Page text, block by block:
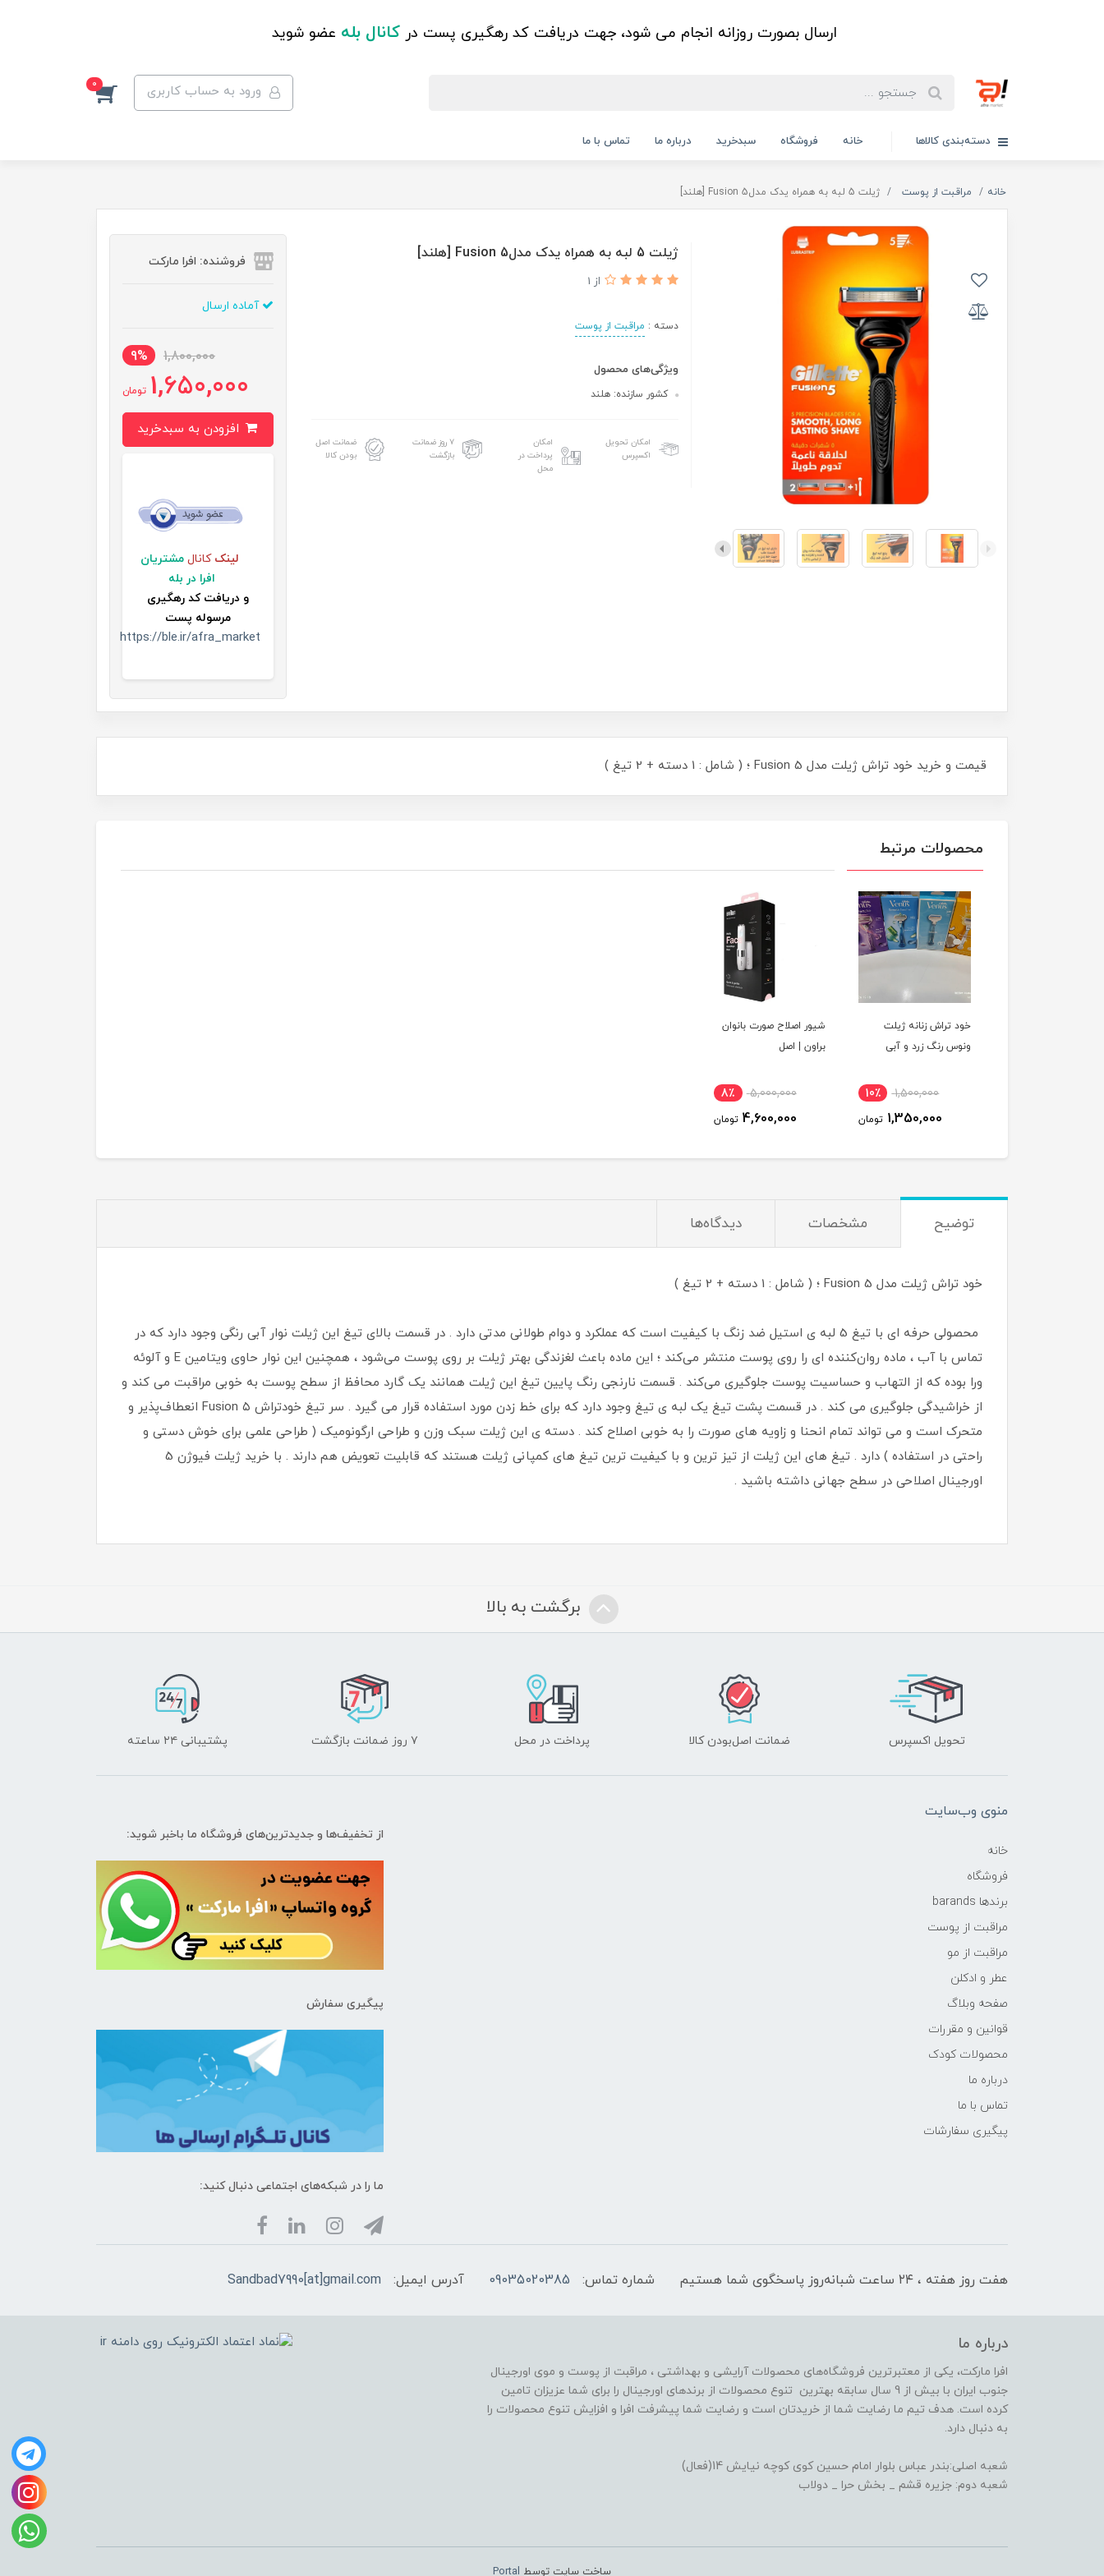
ارسال بصورت روزانه انجام می شود، جهت دریافت کد رهگیری پست در کانال بله عضو شوید
ورود به حساب کاربری 0
دسته‌بندی کالاها خانه فروشگاه سبدخرید درباره ما تماس با ما
خانه مراقبت از پوست ژیلت 5 لبه به همراه یدک مدل5 Fusion [هلند]
ژیلت 5 لبه به همراه یدک مدل5 Fusion [هلند]
از 1
دسته : مراقبت از پوست
ویژگی‌های محصول
کشور سازنده: هلند
امکان تحویل
اکسپرس
امکان
پرداخت در
محل
۷ روز ضمانت
بازگشت
ضمانت اصل
بودن کالا
فروشنده: افرا مارکت
آماده ارسال
1,800,000
9%
1,650,000 تومان
لینک کانال مشتریان
افرا در بله
و دریافت کد رهگیری
مرسوله پست
https://ble.ir/afra_market
قیمت و خرید خود تراش ژیلت مدل Fusion 5 ؛ ( شامل : 1 دسته + 2 تیغ )
محصولات مرتبط
خود تراش زنانه ژیلت
ونوس رنگ زرد و آبی
1,500,000 10٪
1,350,000 تومان
شیور اصلاح صورت بانوان
براون | اصل
5,000,000 8٪
4,600,000 تومان
توضیح مشخصات دیدگاه‌ها
خود تراش ژیلت مدل Fusion 5 ؛ ( شامل : 1 دسته + 2 تیغ )
محصولی حرفه ای با تیغ 5 لبه ی استیل ضد زنگ با کیفیت است که عملکرد و دوام طولانی مدتی دارد . در قسمت بالای تیغ این ژیلت نوار آبی‌ رنگی وجود دارد که در
تماس با آب ، ماده روان‌کننده ای را روی پوست منتشر می‌کند ؛ این ماده باعث لغزندگی بهتر ژیلت بر روی پوست می‌شود ، همچنین این نوار حاوی ویتامین E و آلوئه
ورا بوده که از التهاب و حساسیت پوست جلوگیری می‌کند . قسمت نارنجی رنگ پایین تیغ این ژیلت همانند یک گارد محافظ از سطح پوست به خوبی مراقبت می کند و
از خراشیدگی جلوگیری می کند . در قسمت پشت تیغ یک لبه ی تیغ وجود دارد که برای خط زدن مورد استفاده قرار می گیرد . سر تیغ خودتراش Fusion ۵ انعطاف‌پذیر و
متحرک است و می تواند تمام انحنا و زاویه های صورت را به خوبی اصلاح کند . دسته ی این ژیلت سبک وزن و طراحی ارگونومیک ( طراحی علمی برای خوش دستی و
راحتی در استفاده ) دارد . تیغ های این ژیلت از تیز ترین و با کیفیت ترین تیغ های کمپانی ژیلت هستند که قابلیت تعویض هم دارند . با خرید ژیلت فیوژن 5
اورجینال اصلاحی در سطح جهانی داشته باشید .
برگشت به بالا
تحویل اکسپرس ضمانت اصل‌بودن کالا پرداخت در محل ۷ روز ضمانت بازگشت پشتیبانی ۲۴ ساعته
منوی وب‌سایت
خانه
فروشگاه
برندها barands
مراقبت از پوست
مراقبت از مو
عطر و ادکلن
صفحه وبلاگ
قوانین و مقررات
محصولات کودک
درباره ما
تماس با ما
پیگیری سفارشات
از تخفیف‌ها و جدیدترین‌های فروشگاه ما باخبر شوید:
پیگیری سفارش
ما را در شبکه‌های اجتماعی دنبال کنید:
هفت روز هفته ، ۲۴ ساعت شبانه‌روز پاسخگوی شما هستیم شماره تماس: 09035020385 آدرس ایمیل: Sandbad7990[at]gmail.com
درباره ما
افرا مارکت، یکی از معتبرترین فروشگاه‌های محصولات آرایشی و بهداشتی ، مراقبت از پوست و موی اورجینال
جنوب ایران با بیش از 9 سال سابقه بهترین تنوع محصولات از برندهای اورجینال را برای شما عزیزان تامین
کرده است. هدف تیم ما رضایت شما از خریدتان است و رضایت شما پیشرفت افرا و افزایش تنوع محصولات را
به دنبال دارد.
شعبه اصلی:بندر عباس بلوار امام حسین کوی کوچه نیایش 14(فعال)
شعبه دوم: جزیره قشم _ بخش حرا _ دولاب
ساخت سایت توسط Portal